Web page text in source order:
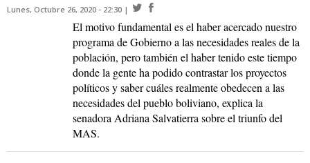
Lunes, Octubre 26, 2020 - 22:30
El motivo fundamental es el haber acercado nuestro
programa de Gobierno a las necesidades reales de la
población, pero también el haber tenido este tiempo
donde la gente ha podido contrastar los proyectos
políticos y saber cuáles realmente obedecen a las
necesidades del pueblo boliviano, explica la
senadora Adriana Salvatierra sobre el triunfo del
MAS.